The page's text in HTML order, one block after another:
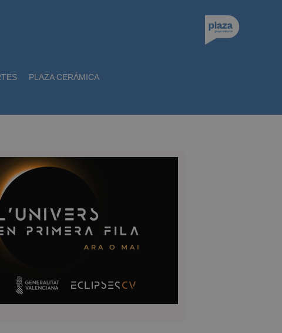
PLAZA CERÁMICA